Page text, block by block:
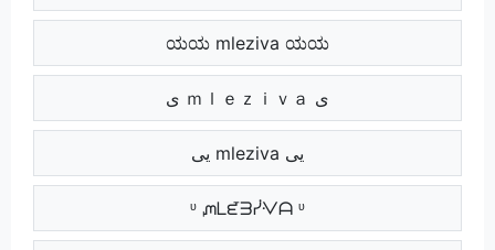
ಯಯ mleziva ಯಯ
ی ｍｌｅｚｉｖａ ی
یی mleziva یی
ᶹ ᘻᒪᘿᗱᓰᐺᗩ ᶹ